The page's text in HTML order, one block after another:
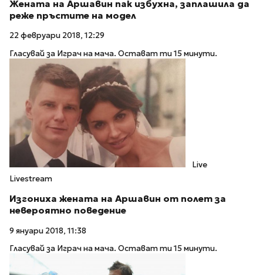
Жената на Аршавин пак избухна, заплашила да
реже пръстите на модел
22 февруари 2018, 12:29
Гласувай за Играч на мача. Остават ти 15 минути.
Live
Livestream
Изгониха жената на Аршавин от полет за
невероятно поведение
9 януари 2018, 11:38
Гласувай за Играч на мача. Остават ти 15 минути.